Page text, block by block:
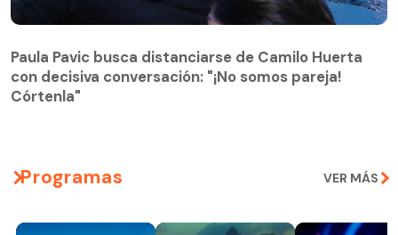
con decisiva conversación: "¡No somos pareja!
Córtenla"
Paula Pavic busca distanciarse de Camilo Huerta
con decisiva conversación: "¡No somos pareja!
Córtenla"
Programas VER MÁS